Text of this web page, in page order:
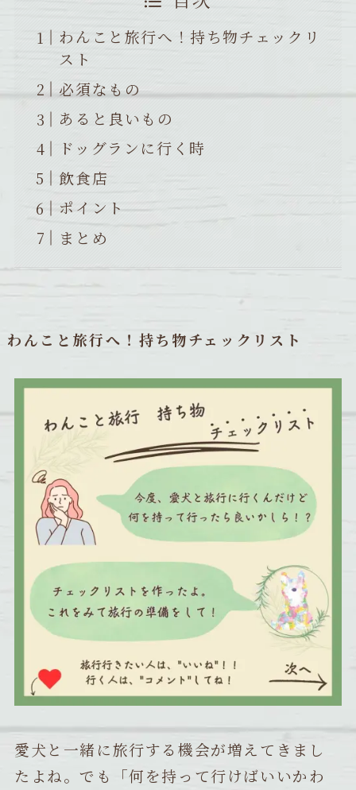
わんこと旅行へ！持ち物チェックリ
スト
必須なもの
あると良いもの
ドッグランに行く時
飲食店
ポイント
まとめ
わんこと旅行へ！持ち物チェックリスト
愛犬と一緒に旅行する機会が増えてきまし
たよね。でも「何を持って行けばいいかわ